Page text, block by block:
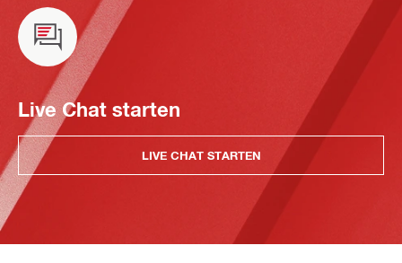
Live Chat starten
LIVE CHAT STARTEN